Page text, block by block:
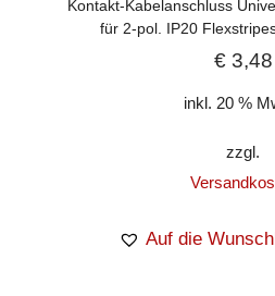
Kontakt-Kabelanschluss
für 2-pol. IP20
€3,48
inkl. 20 %
zzgl.
Auf die